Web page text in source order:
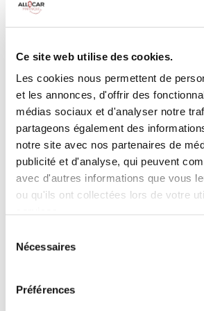
Ce site web utilise des cookies.
Les cookies nous permettent de
et les annonces, d'offrir des
médias sociaux et d'analyser notre
partageons également des
notre site avec nos partenaires de
publicité et d'analyse, qui peuvent
avec d'autres informations que vous
ou qu'ils ont collectées lors de votre
Nécessaires
Préférences
Galerie de toit
Camera de recul
INCLUS À LA
Killométrage illimité
Assurance tous risques (hors
Carburant : plein à rendre plein
CONDITIONS DE
Age minimum :20 ans